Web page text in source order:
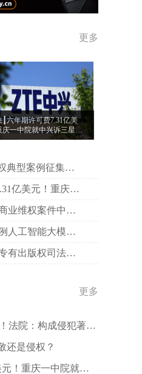
更多
┃六年期许可费7.31亿美
庆一中院就中兴诉三星案
审判决
更多
法院：构成侵犯著作
还是侵权？
！重庆一中院就中